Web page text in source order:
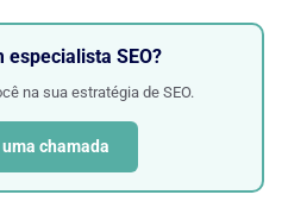
especialista SEO?
na sua estratégia de SEO.
chamada